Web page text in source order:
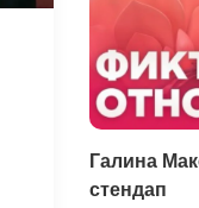
Галина
стендап